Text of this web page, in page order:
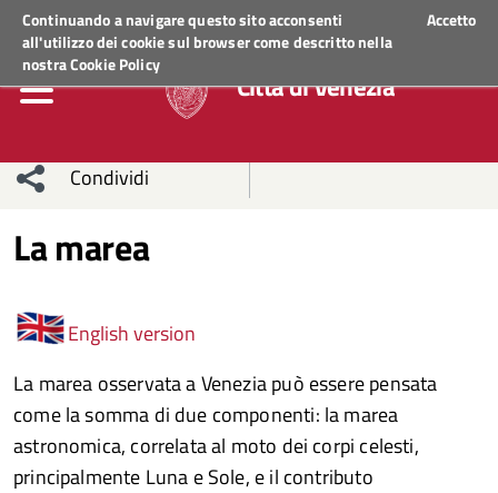
Continuando a navigare questo sito acconsenti
all'utilizzo dei cookie sul browser come descritto nella
nostraCookie Policy
Accetto
Regione Veneto ACCEDI AI SERVIZI
Città di Venezia
Condividi
network
Condividi
Facebook
Twitter
Condividi
su
Facebook
Condividi
su
La marea
English version
La marea osservata a Venezia può essere pensata
come la somma di due componenti: la marea
astronomica, correlata al moto dei corpi celesti,
principalmente Luna e Sole, e il contributo